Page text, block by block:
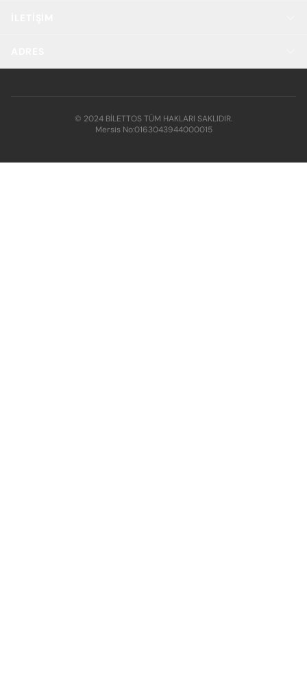
© 2024 BİLETTOS TÜM HAKLARI SAKLIDIR.
Mersis No:0163043944000015